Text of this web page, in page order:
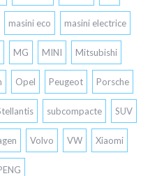
masini eco masini electrice
MG MINI Mitsubishi
Opel Peugeot Porsche
subcompacte SUV
Volvo VW Xiaomi